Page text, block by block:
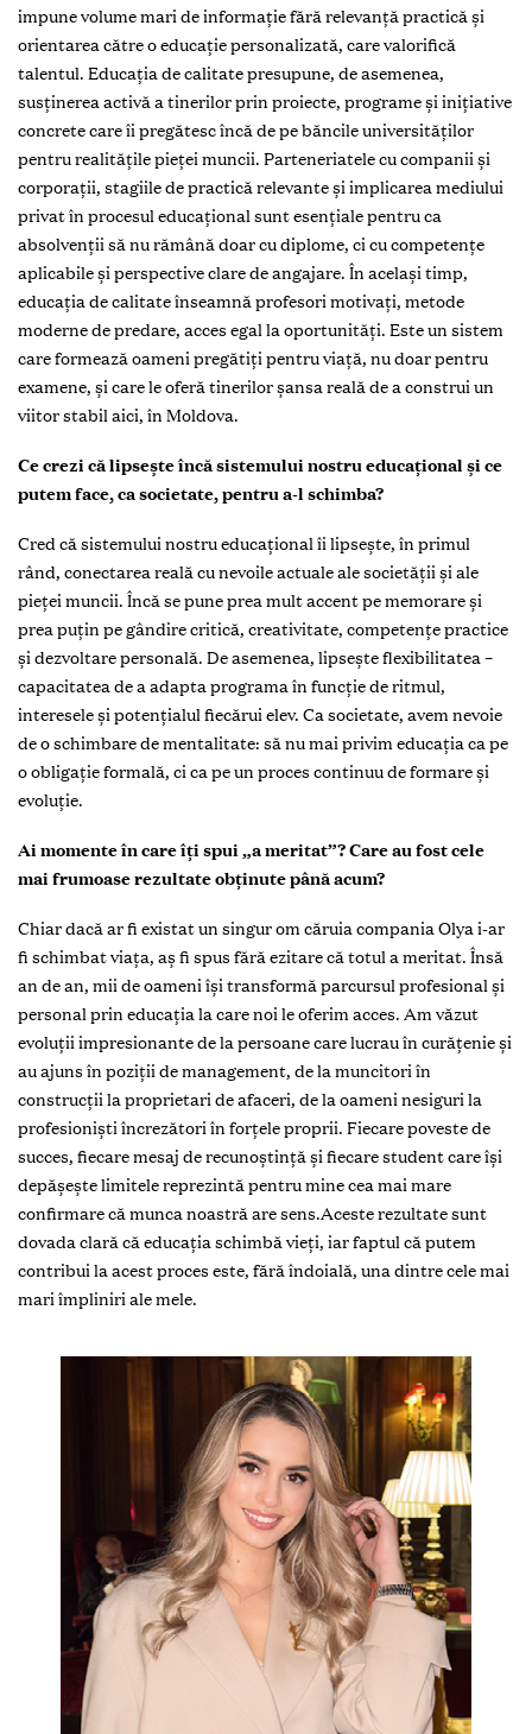
impune volume mari de informație fără relevanță practică și
orientarea către o educație personalizată, care valorifică
talentul. Educația de calitate presupune, de asemenea,
susținerea activă a tinerilor prin proiecte, programe și inițiative
concrete care îi pregătesc încă de pe băncile universităților
pentru realitățile pieței muncii. Parteneriatele cu companii și
corporații, stagiile de practică relevante și implicarea mediului
privat în procesul educațional sunt esențiale pentru ca
absolvenții să nu rămână doar cu diplome, ci cu competențe
aplicabile și perspective clare de angajare. În același timp,
educația de calitate înseamnă profesori motivați, metode
moderne de predare, acces egal la oportunități. Este un sistem
care formează oameni pregătiți pentru viață, nu doar pentru
examene, și care le oferă tinerilor șansa reală de a construi un
viitor stabil aici, în Moldova.
Ce crezi că lipsește încă sistemului nostru educațional și ce
putem face, ca societate, pentru a-l schimba?
Cred că sistemului nostru educațional îi lipsește, în primul
rând, conectarea reală cu nevoile actuale ale societății și ale
pieței muncii. Încă se pune prea mult accent pe memorare și
prea puțin pe gândire critică, creativitate, competențe practice
și dezvoltare personală. De asemenea, lipsește flexibilitatea –
capacitatea de a adapta programa în funcție de ritmul,
interesele și potențialul fiecărui elev. Ca societate, avem nevoie
de o schimbare de mentalitate: să nu mai privim educația ca pe
o obligație formală, ci ca pe un proces continuu de formare și
evoluție.
Ai momente în care îți spui „a meritat”? Care au fost cele
mai frumoase rezultate obținute până acum?
Chiar dacă ar fi existat un singur om căruia compania Olya i-ar
fi schimbat viața, aș fi spus fără ezitare că totul a meritat. Însă
an de an, mii de oameni își transformă parcursul profesional și
personal prin educația la care noi le oferim acces. Am văzut
evoluții impresionante de la persoane care lucrau în curățenie și
au ajuns în poziții de management, de la muncitori în
construcții la proprietari de afaceri, de la oameni nesiguri la
profesioniști încrezători în forțele proprii. Fiecare poveste de
succes, fiecare mesaj de recunoștință și fiecare student care își
depășește limitele reprezintă pentru mine cea mai mare
confirmare că munca noastră are sens.Aceste rezultate sunt
dovada clară că educația schimbă vieți, iar faptul că putem
contribui la acest proces este, fără îndoială, una dintre cele mai
mari împliniri ale mele.